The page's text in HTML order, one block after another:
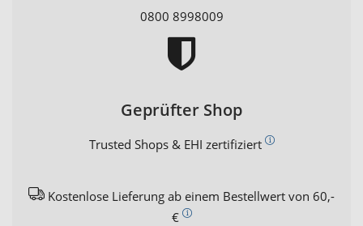
0800 8998009
Geprüfter Shop
Trusted Shops & EHI zertifiziert
Kostenlose Lieferung ab einem Bestellwert von 60,-
€